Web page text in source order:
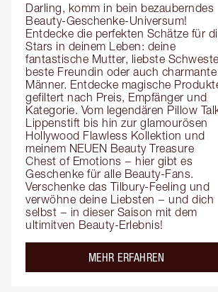
Darling, komm in bein bezauberndes
Beauty-Geschenke-Universum!
Entdecke die perfekten Schätze für
Stars in deinem Leben: deine
fantastische Mutter, liebste
beste Freundin oder auch charmante
Männer. Entdecke magische
gefiltert nach Preis, Empfänger und
Kategorie. Vom legendären Pillow
Lippenstift bis hin zur glamourösen
Hollywood Flawless Kollektion und
meinem NEUEN Beauty Treasure
Chest of Emotions − hier gibt es
Geschenke für alle Beauty-Fans.
Verschenke das Tilbury-Feeling und
verwöhne deine Liebsten − und dich
selbst − in dieser Saison mit dem
ultimitven Beauty-Erlebnis!
MEHR ERFAHREN